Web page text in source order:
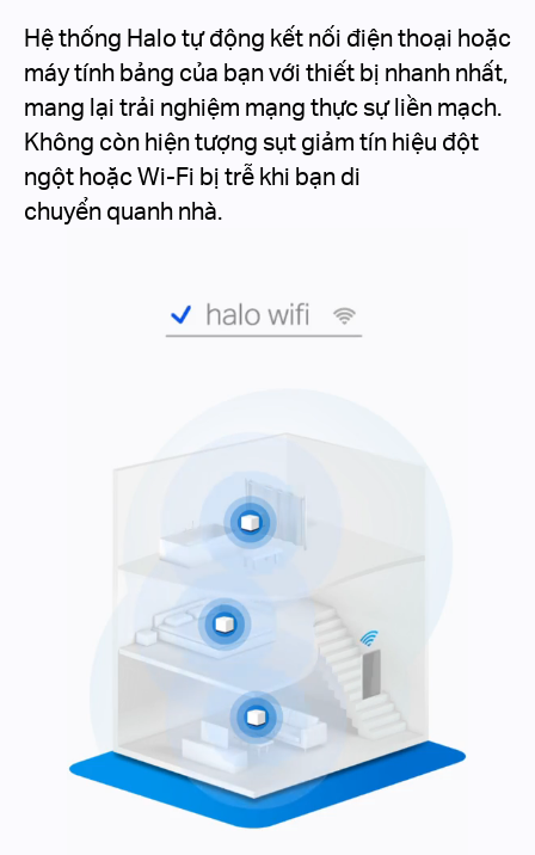
Hệ thống Halo tự động kết nối điện thoại hoặc
máy tính bảng của bạn với thiết bị nhanh nhất,
mang lại trải nghiệm mạng thực sự liền mạch.
Không còn hiện tượng sụt giảm tín hiệu đột
ngột hoặc Wi-Fi bị trễ khi bạn di
chuyển quanh nhà.